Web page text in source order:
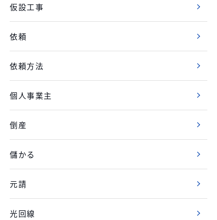
仮設工事
依頼
依頼方法
個人事業主
倒産
儲かる
元請
光回線